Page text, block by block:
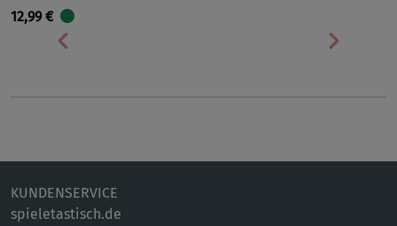
12,99 €
Vorherige
KUNDENSERVICE
spieletastisch.de